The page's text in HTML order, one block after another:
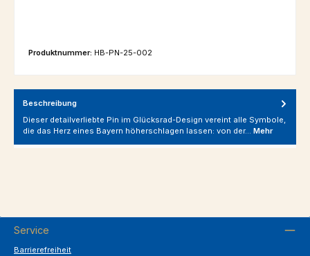
Produktnummer: HB-PN-25-002
Beschreibung
Dieser detailverliebte Pin im Glücksrad-Design vereint alle Symbole,
die das Herz eines Bayern höherschlagen lassen: von der… Mehr
Service
Barrierefreiheit